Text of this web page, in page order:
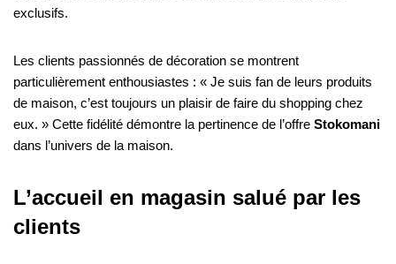
exclusifs.
Les clients passionnés de décoration se montrent
particulièrement enthousiastes : « Je suis fan de leurs produits
de maison, c’est toujours un plaisir de faire du shopping chez
eux. » Cette fidélité démontre la pertinence de l’offre Stokomani
dans l’univers de la maison.
L’accueil en magasin salué par les
clients